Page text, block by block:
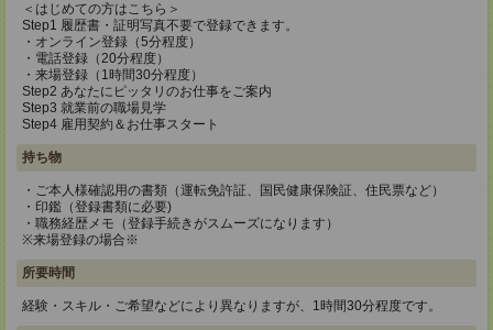
＜はじめての方はこちら＞
Step1 履歴書・証明写真不要で登録できます。
・オンライン登録（5分程度）
・電話登録（20分程度）
・来場登録（1時間30分程度）
Step2 あなたにピッタリのお仕事をご案内
Step3 就業前の職場見学
Step4 雇用契約＆お仕事スタート
持ち物
・ご本人様確認用の書類（運転免許証、国民健康保険証、住民票など）
・印鑑（登録書類に必要)
・職務経歴メモ（登録手続きがスムーズになります）
※来場登録の場合※
所要時間
経験・スキル・ご希望などにより異なりますが、1時間30分程度です。